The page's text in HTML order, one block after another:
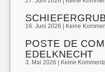
16. Juni 2026 Keine
POSTE DE
EDELKNECHT
3. Mai 2026 Keine